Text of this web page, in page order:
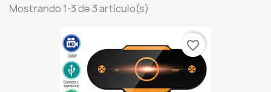
Mostrando 1-3 de 3 artículo(s)
favorite_border